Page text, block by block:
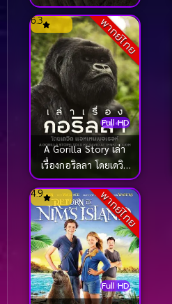
ช้าง (2022)
พากย์ไทย
Full HD
6.3
A Gorilla Story เล่า
เรื่องกอริลลา โดยเดวิด
แอทเทนเบอเรอห์ เซอร์
เดวิด (2026)พากย์ไทย
Full HD
4.9